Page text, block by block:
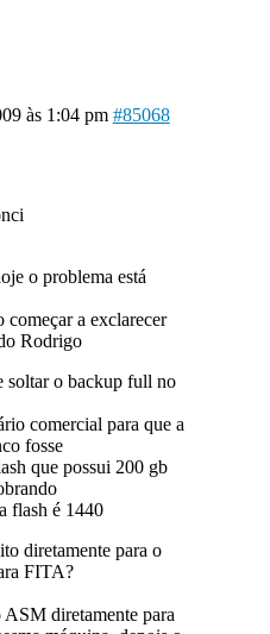
às 1:04 pm #85068
o problema está
a exclarecer
Rodrigo
soltar o backup full no
comercial para que a
fosse
que possui 200 gb
flash é 1440
diretamente para o
FITA?
diretamente para